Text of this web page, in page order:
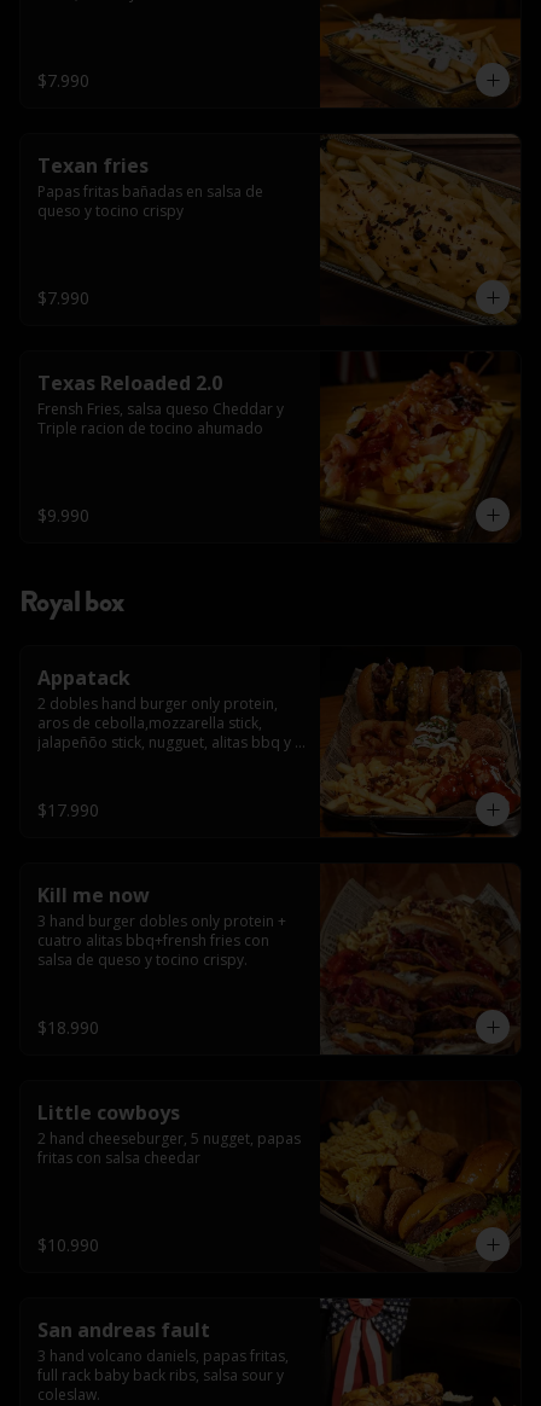
$7.990
Texan fries
Papas fritas bañadas en salsa de
queso y tocino crispy
$7.990
Texas Reloaded 2.0
Frensh Fries, salsa queso Cheddar y
Triple racion de tocino ahumado
$9.990
Royal box
Appatack
2 dobles hand burger only protein,
aros de cebolla,mozzarella stick,
jalapeñõo stick, nugguet, alitas bbq y
$17.990
Kill me now
3 hand burger dobles only protein +
cuatro alitas bbq+frensh fries con
salsa de queso y tocino crispy.
$18.990
Little cowboys
2 hand cheeseburger, 5 nugget, papas
fritas con salsa cheedar
$10.990
San andreas fault
3 hand volcano daniels, papas fritas,
full rack baby back ribs, salsa sour y
coleslaw.